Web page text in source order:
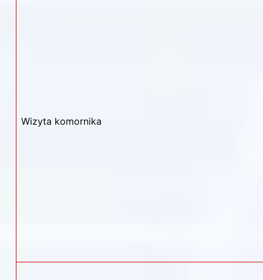
Wizyta komornika